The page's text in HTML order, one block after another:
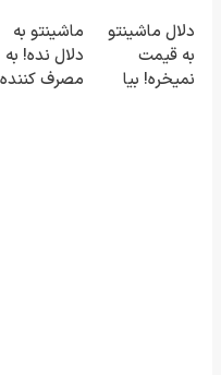
مناقصات VIP
با اشتراکات
ایران تندر
دلال ماشینتو
به قیمت
نمیخره! بیا
ماشینتو به
دلال نده! به
مصرف کننده